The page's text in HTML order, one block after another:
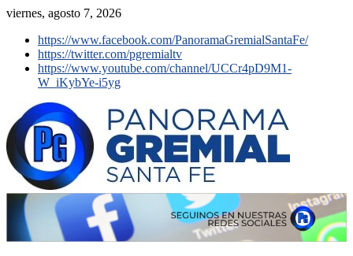
viernes, agosto 7, 2026
https://www.facebook.com/PanoramaGremialSantaFe/
https://twitter.com/pgremialtv
https://www.youtube.com/channel/UCCr4pD9M1-
W_iKybYe-i5yg